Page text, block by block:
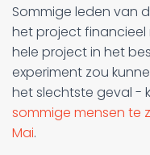
Sommige leden van
het project
hele project in het
experiment zou
het slechtste geval -
sommige mensen te
Mai.